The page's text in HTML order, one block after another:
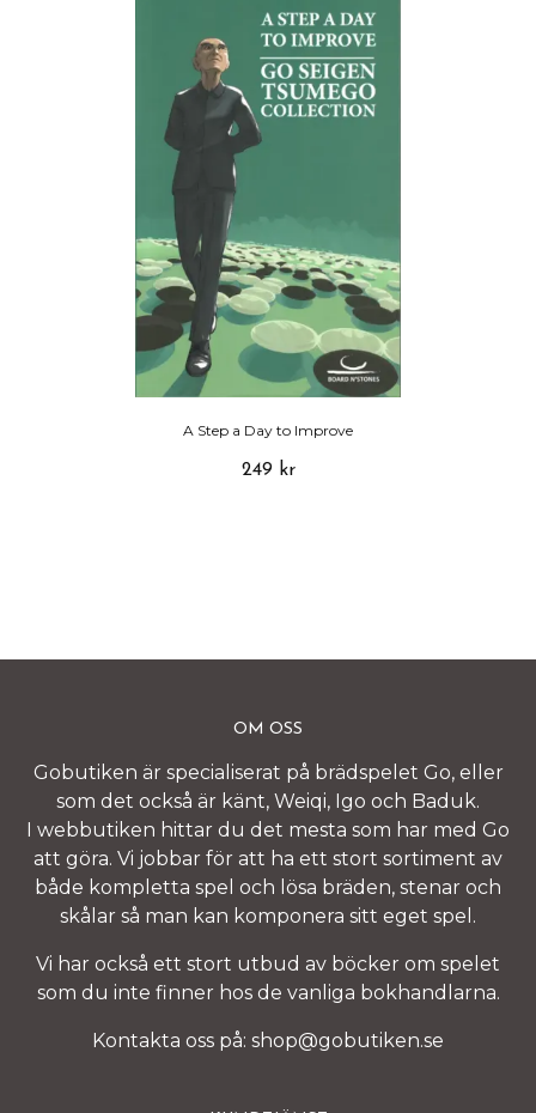
A Step a Day to Improve
249 kr
OM OSS
Gobutiken är specialiserat på brädspelet Go, eller
som det också är känt, Weiqi, Igo och Baduk.
I webbutiken hittar du det mesta som har med Go
att göra. Vi jobbar för att ha ett stort sortiment av
både kompletta spel och lösa bräden, stenar och
skålar så man kan komponera sitt eget spel.
Vi har också ett stort utbud av böcker om spelet
som du inte finner hos de vanliga bokhandlarna.
Kontakta oss på: shop@gobutiken.se